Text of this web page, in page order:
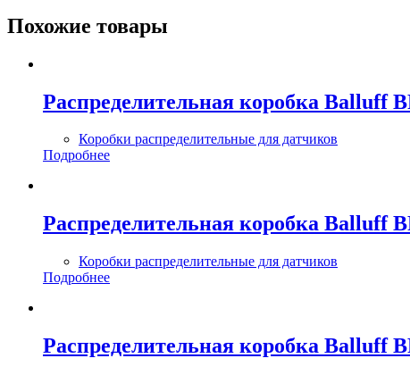
Похожие товары
Распределительная коробка Balluff
Коробки распределительные для датчиков
Подробнее
Распределительная коробка Balluff
Коробки распределительные для датчиков
Подробнее
Распределительная коробка Balluff